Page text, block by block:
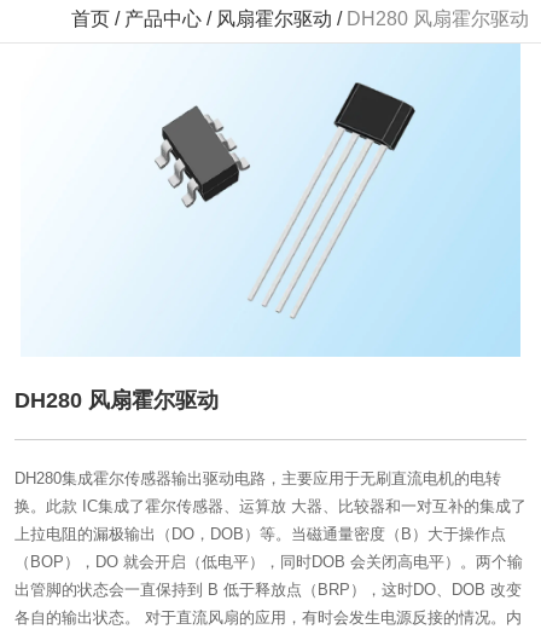
首页 / 产品中心 / 风扇霍尔驱动 / DH280 风扇霍尔驱动
DH280 风扇霍尔驱动
DH280集成霍尔传感器输出驱动电路，主要应用于无刷直流电机的电转
换。此款 IC集成了霍尔传感器、运算放 大器、比较器和一对互补的集成了
上拉电阻的漏极输出（DO，DOB）等。当磁通量密度（B）大于操作点
（BOP），DO 就会开启（低电平），同时DOB 会关闭高电平）。两个输
出管脚的状态会一直保持到 B 低于释放点（BRP），这时DO、DOB 改变
各自的输出状态。 对于直流风扇的应用，有时会发生电源反接的情况。内